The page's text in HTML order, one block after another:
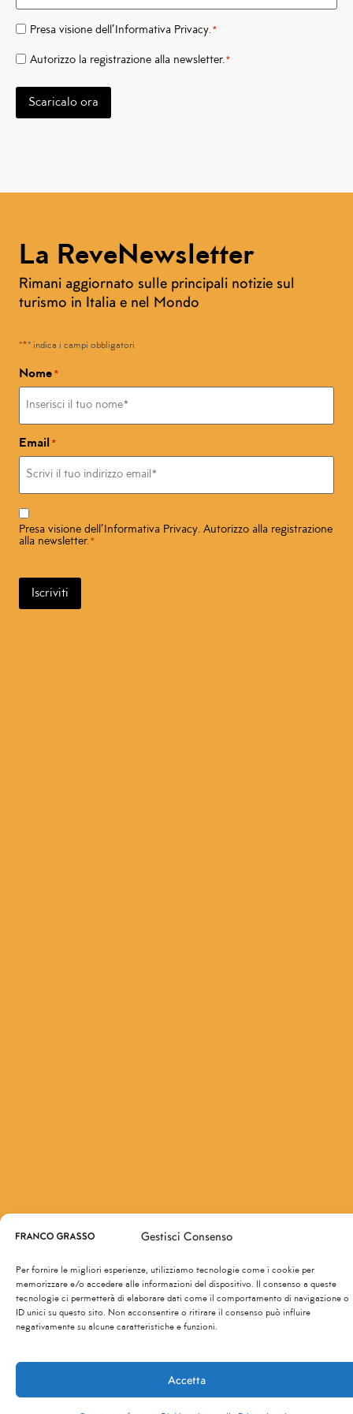
Gestisci Consenso
Per fornire le migliori esperienze, utilizziamo tecnologie come i cookie per
memorizzare e/o accedere alle informazioni del dispositivo. Il consenso a queste
tecnologie ci permetterà di elaborare dati come il comportamento di navigazione o
ID unici su questo sito. Non acconsentire o ritirare il consenso può influire
negativamente su alcune caratteristiche e funzioni.
Accetta
Privacy *
Presa visione dell’ Informativa Privacy.*
Newsletter *
Autorizzo la registrazione alla newsletter.*
Scaricalo ora
La ReveNewsletter
Rimani aggiornato sulle principali notizie sul
turismo in Italia e nel Mondo
"*" indica i campi obbligatori
Nome *
Email *
Consenso
Presa visione dell’ Informativa Privacy. Autorizzo alla registrazione
alla newsletter.*
Iscriviti